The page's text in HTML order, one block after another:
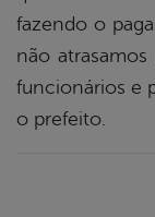
fazendo o
não
funcionários e
o prefeito.